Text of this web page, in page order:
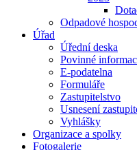
Odpadové
Úřad
Úřední deska
Povinné
E-podatelna
Formuláře
Zastupitelstvo
Usnesení
Vyhlášky
Organizace a spolky
Fotogalerie